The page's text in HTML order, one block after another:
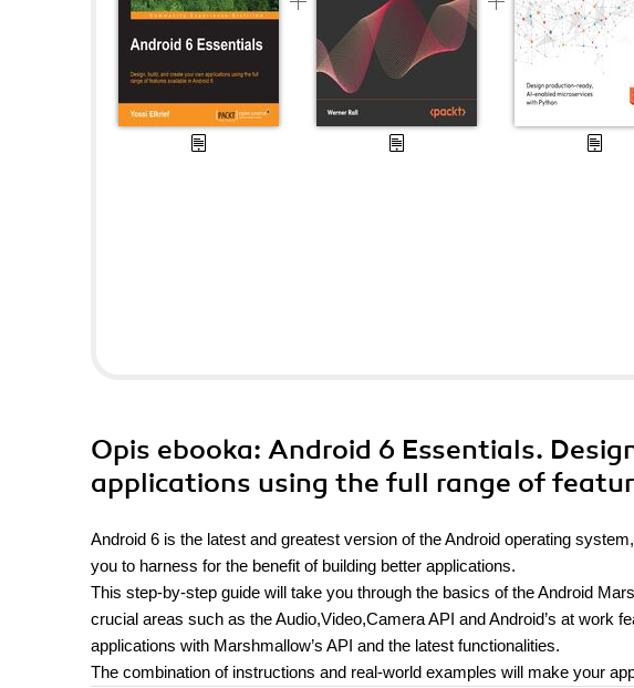
Opis ebooka: Android 6 Essentials.
applications using the full range of
Android 6 is the latest and greatest version of the Android operating
you to harness for the benefit of building better applications.
This step-by-step guide will take you through the basics of the Android
crucial areas such as the Audio,Video,Camera API and Android’s at work
applications with Marshmallow’s API and the latest functionalities.
The combination of instructions and real-world examples will make your